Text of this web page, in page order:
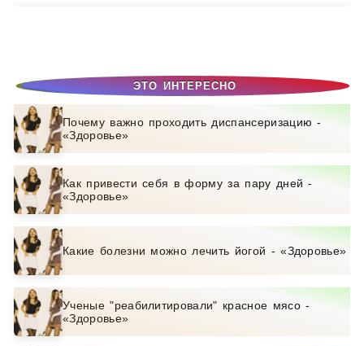
ЭТО ИНТЕРЕСНО
Почему важно проходить диспансеризацию -
«Здоровье»
Как привести себя в форму за пару дней -
«Здоровье»
Какие болезни можно лечить йогой - «Здоровье»
Ученые "реабилитировали" красное мясо -
«Здоровье»